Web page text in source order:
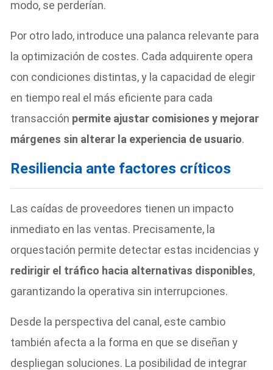
modo, se perderían.
Por otro lado, introduce una palanca relevante para
la optimización de costes. Cada adquirente opera
con condiciones distintas, y la capacidad de elegir
en tiempo real el más eficiente para cada
transacción permite ajustar comisiones y mejorar
márgenes sin alterar la experiencia de usuario.
Resiliencia ante factores críticos
Las caídas de proveedores tienen un impacto
inmediato en las ventas. Precisamente, la
orquestación permite detectar estas incidencias y
redirigir el tráfico hacia alternativas disponibles,
garantizando la operativa sin interrupciones.
Desde la perspectiva del canal, este cambio
también afecta a la forma en que se diseñan y
despliegan soluciones. La posibilidad de integrar